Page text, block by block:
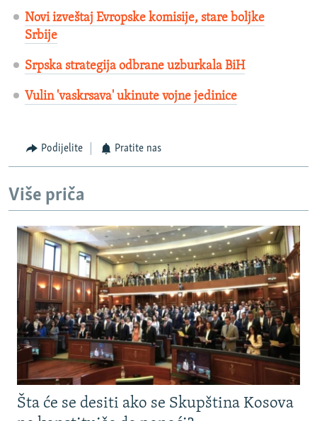
Novi izveštaj Evropske komisije, stare boljke
Srbije
Srpska strategija odbrane uzburkala BiH
Vulin 'vaskrsava' ukinute vojne jedinice
Podijelite Pratite nas
Više priča
Šta će se desiti ako se Skupština Kosova